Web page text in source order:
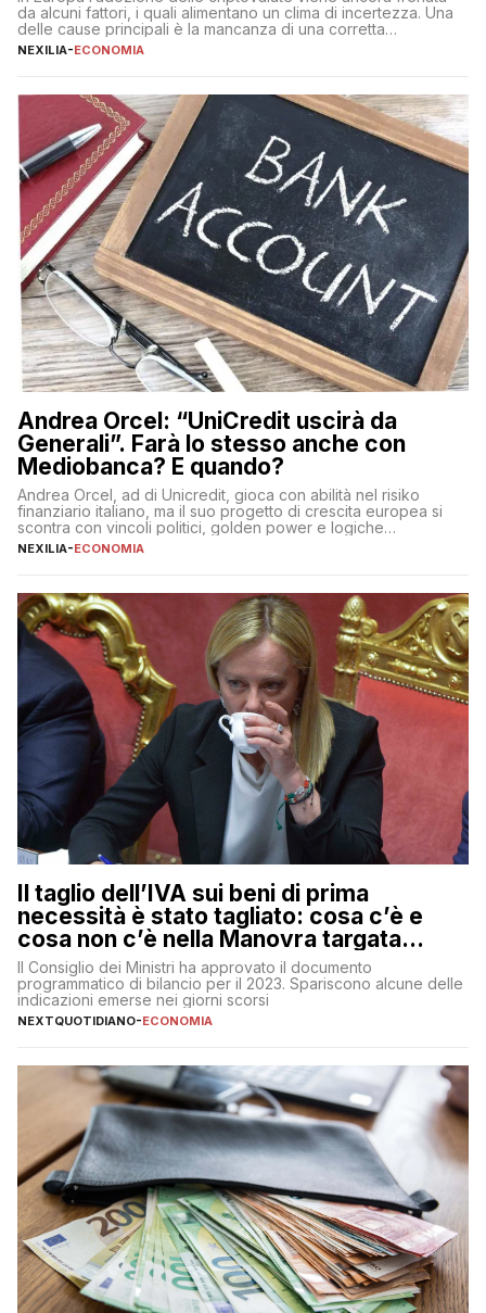
da alcuni fattori, i quali alimentano un clima di incertezza. Una
delle cause principali è la mancanza di una corretta
educazione finanziaria, che impedisce ad una larga parte della
sulle criptovalute: […]
NEXILIA-ECONOMIA
Andrea Orcel: “UniCredit uscirà da
Generali”. Farà lo stesso anche con
Mediobanca? E quando?
Andrea Orcel, ad di Unicredit, gioca con abilità nel risiko
finanziario italiano, ma il suo progetto di crescita europea si
scontra con vincoli politici, golden power e logiche
protezionistiche. Orcel e la mossa su Generali Andrea Orcel,
NEXILIA-ECONOMIA
Il taglio dell’IVA sui beni di prima
necessità è stato tagliato: cosa c’è e
cosa non c’è nella Manovra targata
Meloni
Il Consiglio dei Ministri ha approvato il documento
programmatico di bilancio per il 2023. Spariscono alcune delle
indicazioni emerse nei giorni scorsi
NEXTQUOTIDIANO-ECONOMIA